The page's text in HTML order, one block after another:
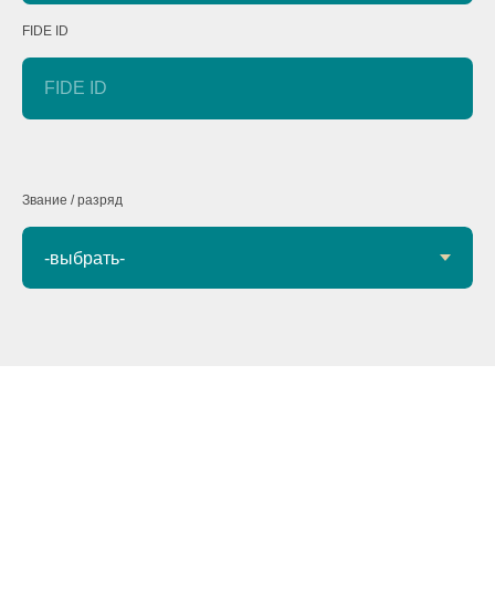
FIDE ID
FIDE ID
Звание / разряд